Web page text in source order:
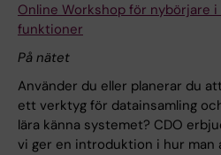
Online Workshop för nybörjare i
funktioner
På nätet
Använder du eller planerar du
ett verktyg för datainsamling
lära känna systemet? CDO
vi ger en introduktion i hur man